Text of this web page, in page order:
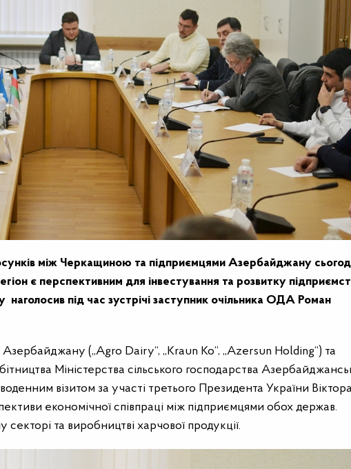
між Черкащиною та підприємцями Азербайджану
є перспективним для інвестування та розвитку
наголосив під час зустрічі заступник очільника ОДА Роман
(„Agro Dairy“, „Kraun Ko“, „Azersun Holding“) та
Міністерства сільського господарства
візитом за участі третього Президента України Віктора
економічної співпраці між підприємцями обох держав.
та виробництві харчової продукції.